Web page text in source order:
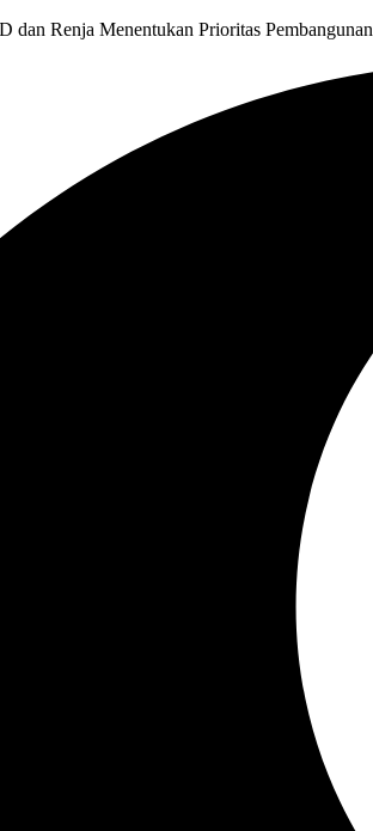
dan Renja Menentukan Prioritas Pembangunan